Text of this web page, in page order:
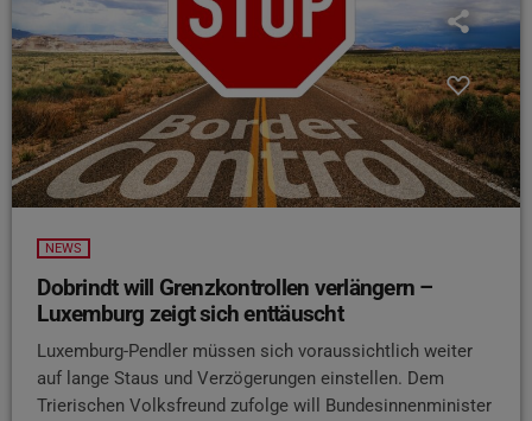
NEWS
Dobrindt will Grenzkontrollen verlängern –
Luxemburg zeigt sich enttäuscht
Luxemburg-Pendler müssen sich voraussichtlich weiter
auf lange Staus und Verzögerungen einstellen. Dem
Trierischen Volksfreund zufolge will Bundesinnenminister